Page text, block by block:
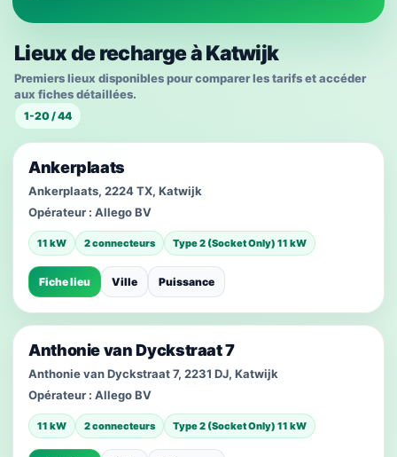
Lieux de recharge à Katwijk
Premiers lieux disponibles pour comparer les tarifs et accéder
aux fiches détaillées.
1-20 / 44
Ankerplaats
Ankerplaats, 2224 TX, Katwijk
Opérateur : Allego BV
11 kW 2 connecteurs Type 2 (Socket Only) 11 kW
Fiche lieu Ville Puissance
Anthonie van Dyckstraat 7
Anthonie van Dyckstraat 7, 2231 DJ, Katwijk
Opérateur : Allego BV
11 kW 2 connecteurs Type 2 (Socket Only) 11 kW